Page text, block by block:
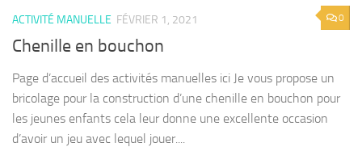
0
ACTIVITÉ MANUELLE FÉVRIER 1, 2021
Chenille en bouchon
Page d’accueil des activités manuelles ici Je vous propose un
bricolage pour la construction d’une chenille en bouchon pour
les jeunes enfants cela leur donne une excellente occasion
d’avoir un jeu avec lequel jouer....